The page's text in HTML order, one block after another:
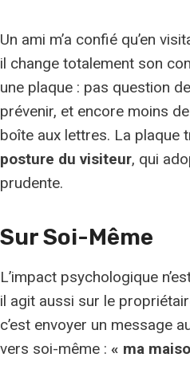
Un ami m’a confié qu’en
il change totalement son
une plaque : pas question
prévenir, et encore moins
boîte aux lettres. La plaque
posture du visiteur, qui
prudente.
Sur Soi-Même
L’impact psychologique
il agit aussi sur le
c’est envoyer un message
vers soi-même : « ma